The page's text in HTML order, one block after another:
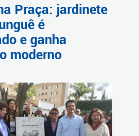
Praça: jardinete
é
e ganha
moderno